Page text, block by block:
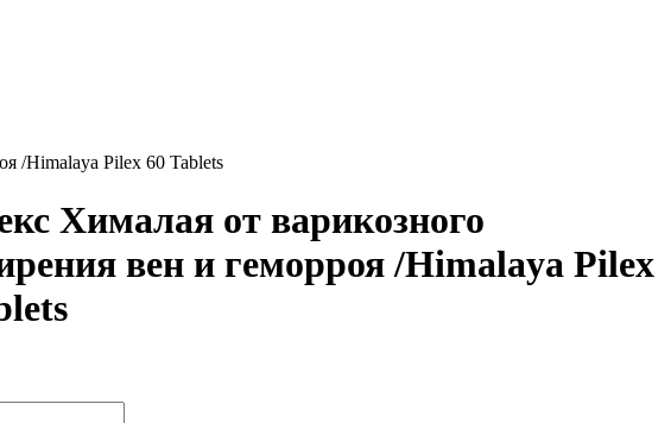
/Himalaya Pilex 60 Tablets
Хималая от варикозного
вен и геморроя /Himalaya Pilex